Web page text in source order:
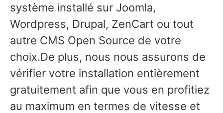
système installé sur Joomla,
Wordpress, Drupal, ZenCart ou tout
autre CMS Open Source de votre
choix.De plus, nous nous assurons de
vérifier votre installation entièrement
gratuitement afin que vous en profitiez
au maximum en termes de vitesse et